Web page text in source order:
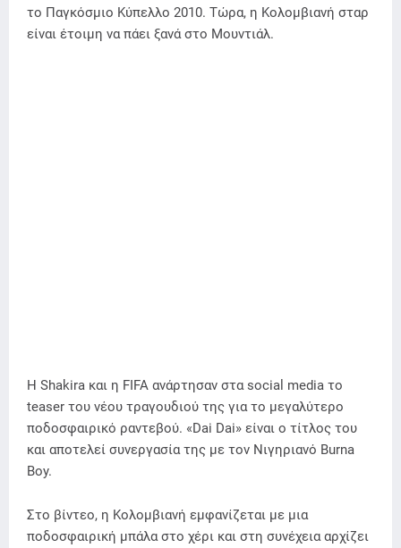
το Παγκόσμιο Κύπελλο 2010. Τώρα, η Κολομβιανή σταρ
είναι έτοιμη να πάει ξανά στο Μουντιάλ.
Η Shakira και η FIFA ανάρτησαν στα social media το
teaser του νέου τραγουδιού της για το μεγαλύτερο
ποδοσφαιρικό ραντεβού. «Dai Dai» είναι ο τίτλος του
και αποτελεί συνεργασία της με τον Νιγηριανό Burna
Boy.
Στο βίντεο, η Κολομβιανή εμφανίζεται με μια
ποδοσφαιρική μπάλα στο χέρι και στη συνέχεια αρχίζει